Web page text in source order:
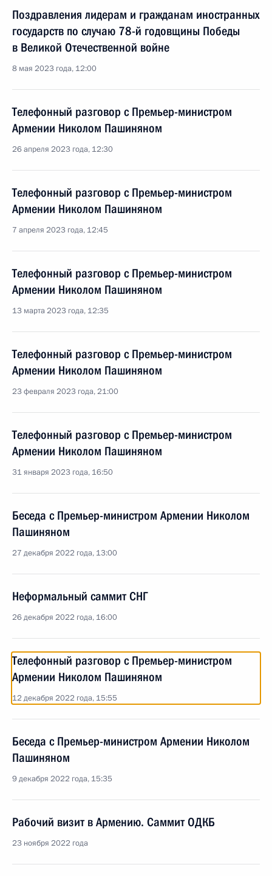
Поздравления лидерам и гражданам иностранных
государств по случаю 78-й годовщины Победы
в Великой Отечественной войне
8 мая 2023 года, 12:00
Телефонный разговор с Премьер-министром
Армении Николом Пашиняном
26 апреля 2023 года, 12:30
Телефонный разговор с Премьер-министром
Армении Николом Пашиняном
7 апреля 2023 года, 12:45
Телефонный разговор с Премьер-министром
Армении Николом Пашиняном
13 марта 2023 года, 12:35
Телефонный разговор с Премьер-министром
Армении Николом Пашиняном
23 февраля 2023 года, 21:00
Телефонный разговор с Премьер-министром
Армении Николом Пашиняном
31 января 2023 года, 16:50
Беседа с Премьер-министром Армении Николом
Пашиняном
27 декабря 2022 года, 13:00
Неформальный саммит СНГ
26 декабря 2022 года, 16:00
Телефонный разговор с Премьер-министром
Армении Николом Пашиняном
12 декабря 2022 года, 15:55
Беседа с Премьер-министром Армении Николом
Пашиняном
9 декабря 2022 года, 15:35
Рабочий визит в Армению. Саммит ОДКБ
23 ноября 2022 года